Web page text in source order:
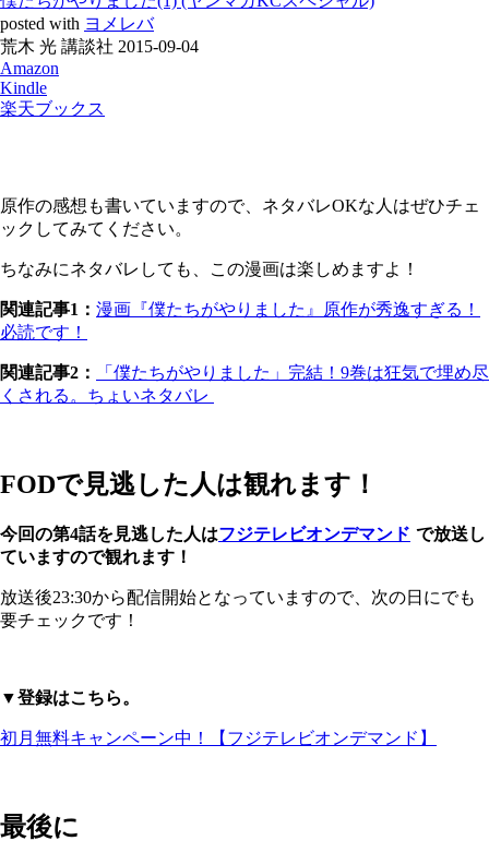
posted with ヨメレバ
荒木 光 講談社 2015-09-04
Amazon
Kindle
楽天ブックス
原作の感想も書いていますので、ネタバレOKな人はぜひチェ
ックしてみてください。
ちなみにネタバレしても、この漫画は楽しめますよ！
関連記事1： 漫画『僕たちがやりました』原作が秀逸すぎる！
必読です！
関連記事2：
「僕たちがやりました」完結！9巻は狂気で埋め尽
くされる。ちょいネタバレ
FODで見逃した人は観れます！
今回の第4話を見逃した人はフジテレビオンデマンド で放送し
ていますので観れます！
放送後23:30から配信開始となっていますので、次の日にでも
要チェックです！
▼登録はこちら。
初月無料キャンペーン中！【フジテレビオンデマンド】
最後に